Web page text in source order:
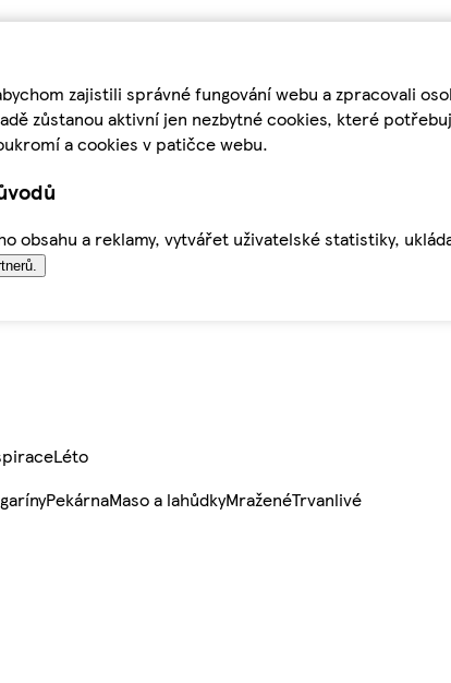
zajistili správné fungování webu a zpracovali
zůstanou aktivní jen nezbytné cookies, které
a cookies v patičce webu.
obsahu a reklamy, vytvářet uživatelské statistiky,
Léto
PekárnaMaso a lahůdkyMraženéTrvanlivé